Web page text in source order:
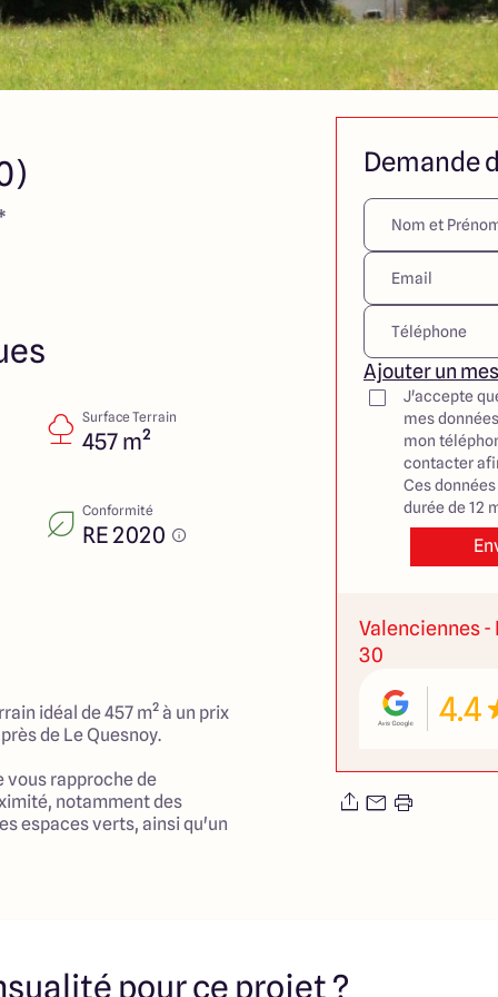
Surface Terrain
457 m²
Conformité
RE 2020
idéal de 457 m² à un prix
de Le Quesnoy.
vous rapproche de
notamment des
espaces verts, ainsi qu'un
un cadre paisible et
Demande
Ajouter un
J'accepte
mes
mon
contacter
Ces
durée de 12
Valenciennes -
30
4.4
pour ce projet ?